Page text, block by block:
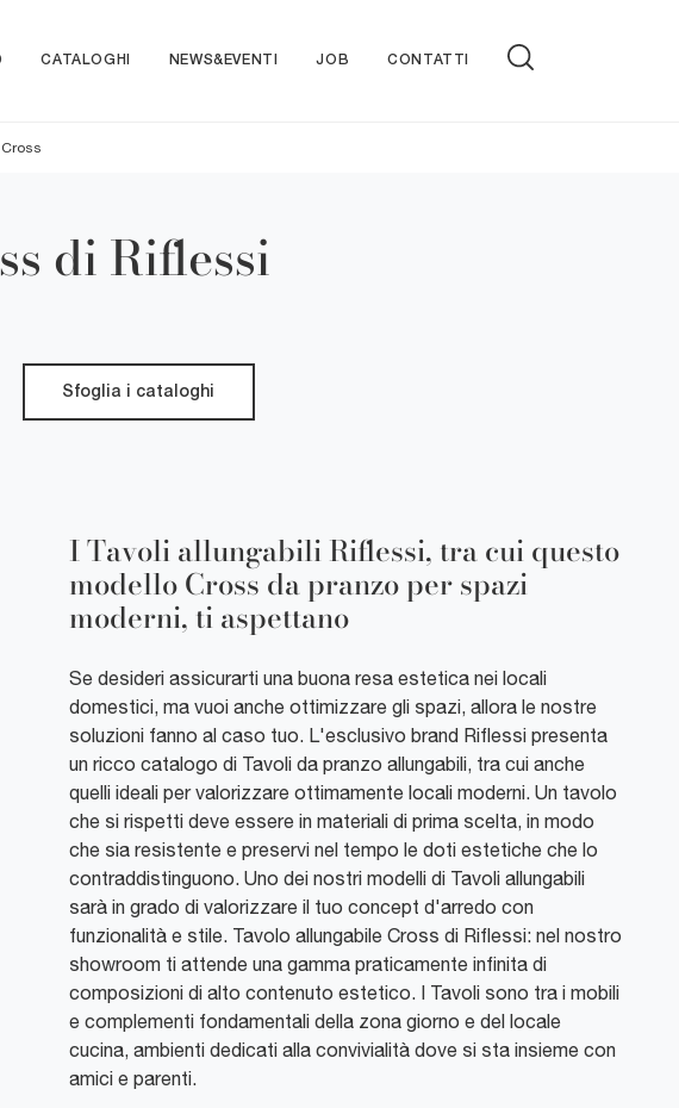
CATALOGHI NEWS&EVENTI JOB CONTATTI
Cross
di Riflessi
Sfoglia i cataloghi
I Tavoli allungabili Riflessi, tra cui questo
modello Cross da pranzo per spazi
moderni, ti aspettano
Se desideri assicurarti una buona resa estetica nei locali
domestici, ma vuoi anche ottimizzare gli spazi, allora le nostre
soluzioni fanno al caso tuo. L'esclusivo brand Riflessi presenta
un ricco catalogo di Tavoli da pranzo allungabili, tra cui anche
quelli ideali per valorizzare ottimamente locali moderni. Un tavolo
che si rispetti deve essere in materiali di prima scelta, in modo
che sia resistente e preservi nel tempo le doti estetiche che lo
contraddistinguono. Uno dei nostri modelli di Tavoli allungabili
sarà in grado di valorizzare il tuo concept d'arredo con
funzionalità e stile. Tavolo allungabile Cross di Riflessi: nel nostro
showroom ti attende una gamma praticamente infinita di
composizioni di alto contenuto estetico. I Tavoli sono tra i mobili
e complementi fondamentali della zona giorno e del locale
cucina, ambienti dedicati alla convivialità dove si sta insieme con
amici e parenti.